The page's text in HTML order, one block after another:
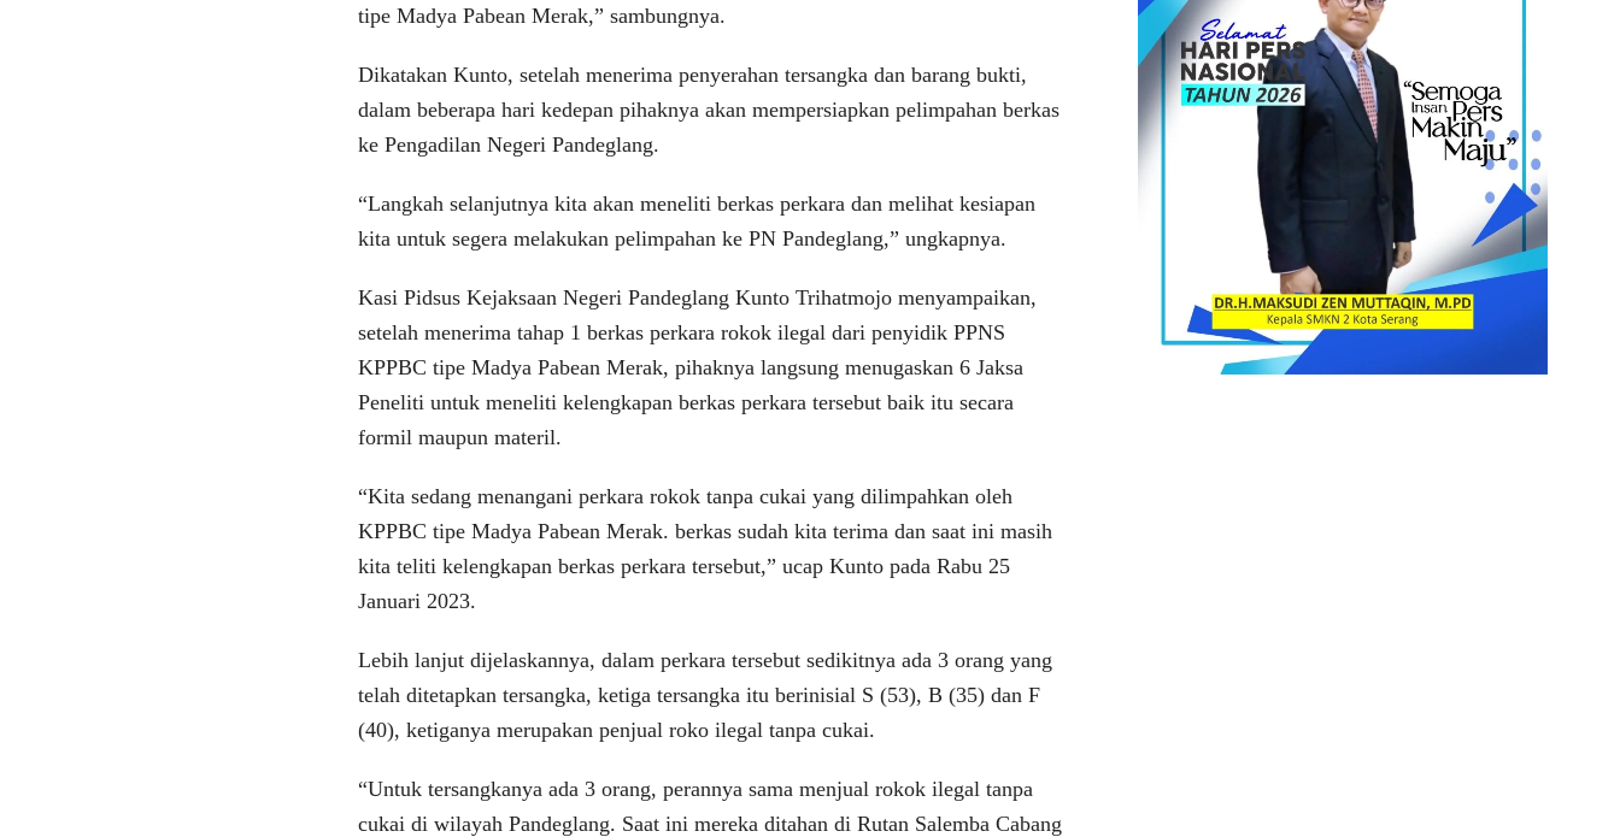
tipe Madya Pabean Merak,” sambungnya.
Dikatakan Kunto, setelah menerima penyerahan tersangka dan barang bukti,
dalam beberapa hari kedepan pihaknya akan mempersiapkan pelimpahan berkas
ke Pengadilan Negeri Pandeglang.
“Langkah selanjutnya kita akan meneliti berkas perkara dan melihat kesiapan
kita untuk segera melakukan pelimpahan ke PN Pandeglang,” ungkapnya.
Kasi Pidsus Kejaksaan Negeri Pandeglang Kunto Trihatmojo menyampaikan,
setelah menerima tahap 1 berkas perkara rokok ilegal dari penyidik PPNS
KPPBC tipe Madya Pabean Merak, pihaknya langsung menugaskan 6 Jaksa
Peneliti untuk meneliti kelengkapan berkas perkara tersebut baik itu secara
formil maupun materil.
“Kita sedang menangani perkara rokok tanpa cukai yang dilimpahkan oleh
KPPBC tipe Madya Pabean Merak. berkas sudah kita terima dan saat ini masih
kita teliti kelengkapan berkas perkara tersebut,” ucap Kunto pada Rabu 25
Januari 2023.
Lebih lanjut dijelaskannya, dalam perkara tersebut sedikitnya ada 3 orang yang
telah ditetapkan tersangka, ketiga tersangka itu berinisial S (53), B (35) dan F
(40), ketiganya merupakan penjual roko ilegal tanpa cukai.
“Untuk tersangkanya ada 3 orang, perannya sama menjual rokok ilegal tanpa
cukai di wilayah Pandeglang. Saat ini mereka ditahan di Rutan Salemba Cabang